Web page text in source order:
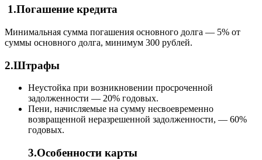
1.Погашение кредита
Минимальная сумма погашения основного долга — 5% от
суммы основного долга, минимум 300 рублей.
2.Штрафы
Неустойка при возникновении просроченной
задолженности — 20% годовых.
Пени, начисляемые на сумму несвоевременно
возвращенной неразрешенной задолженности, — 60%
годовых.
3.Особенности карты